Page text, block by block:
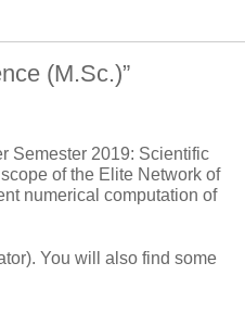
(M.Sc.)”
Semester 2019: Scientific
of the Elite Network of
numerical computation of
You will also find some